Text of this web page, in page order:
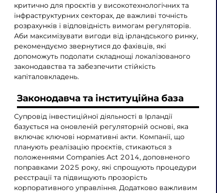
критично для проєктів у високотехнологічних та
інфраструктурних секторах, де важливі точність
розрахунків і відповідність вимогам регуляторів.
Аби максимізувати вигоди від ірландського ринку,
рекомендуємо звернутися до фахівців, які
допоможуть подолати складнощі локалізованого
законодавства та забезпечити стійкість
капіталовкладень.
Законодавча та інституційна база
Супровід інвестиційної діяльності в Ірландії
базується на оновленій регуляторній основі, яка
включає ключові нормативні акти. Компанії, що
планують реалізацію проєктів, стикаються з
положеннями Companies Act 2014, доповненого
поправками 2025 року, які спрощують процедури
реєстрації та підвищують прозорість
корпоративного управління. Додатково важливим